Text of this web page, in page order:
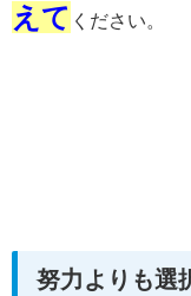
えて ください。
努力よりも選